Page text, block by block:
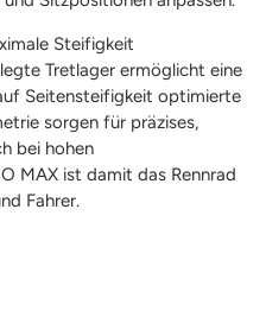
Steifigkeit
Tretlager ermöglicht eine
Seitensteifigkeit optimierte
sorgen für präzises,
bei hohen
MAX ist damit das Rennrad
Fahrer.